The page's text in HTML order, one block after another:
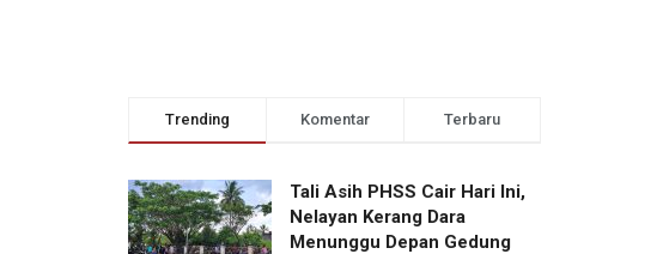
Trending Komentar Terbaru
Tali Asih PHSS Cair Hari Ini,
Nelayan Kerang Dara
Menunggu Depan Gedung